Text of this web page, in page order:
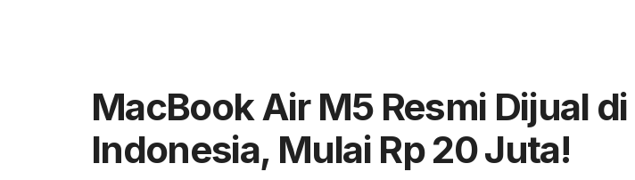
MacBook Air M5 Resmi Dijual di
Indonesia, Mulai Rp 20 Juta!